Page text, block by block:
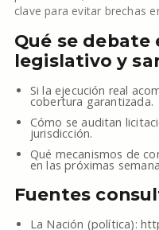
clave para evitar brechas
Qué se debate
legislativo y
Si la ejecución real
cobertura garantizada.
Cómo se auditan
jurisdicción.
Qué mecanismos de
en las próximas
Fuentes
La Nación (política):